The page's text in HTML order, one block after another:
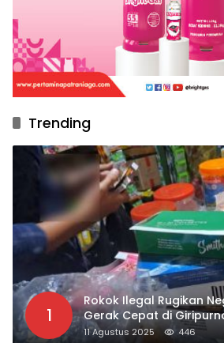
Trending
1
Rokok Ilegal Rugikan
Gerak Cepat di
11 Agustus 2025 446